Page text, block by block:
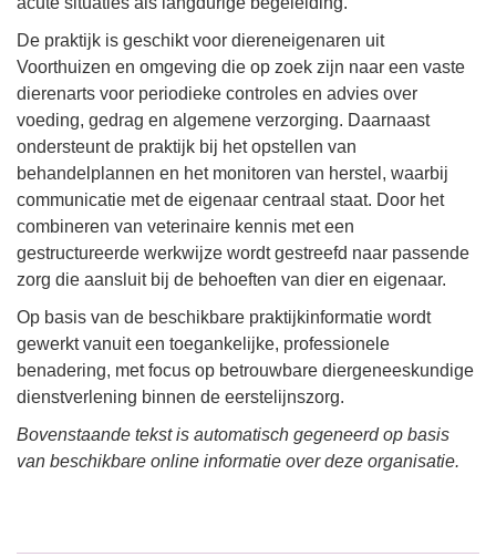
De praktijk is geschikt voor diereneigenaren uit
Voorthuizen en omgeving die op zoek zijn naar een vaste
dierenarts voor periodieke controles en advies over
voeding, gedrag en algemene verzorging. Daarnaast
ondersteunt de praktijk bij het opstellen van
behandelplannen en het monitoren van herstel, waarbij
communicatie met de eigenaar centraal staat. Door het
combineren van veterinaire kennis met een
gestructureerde werkwijze wordt gestreefd naar passende
zorg die aansluit bij de behoeften van dier en eigenaar.
Op basis van de beschikbare praktijkinformatie wordt
gewerkt vanuit een toegankelijke, professionele
benadering, met focus op betrouwbare diergeneeskundige
dienstverlening binnen de eerstelijnszorg.
Bovenstaande tekst is automatisch gegeneerd op basis
van beschikbare online informatie over deze organisatie.